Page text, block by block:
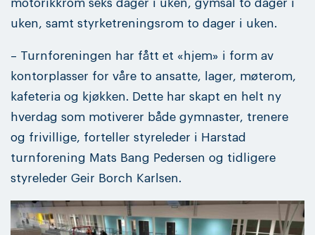
motorikkrom seks dager i uken, gymsal to dager i
uken, samt styrketreningsrom to dager i uken.
– Turnforeningen har fått et «hjem» i form av
kontorplasser for våre to ansatte, lager, møterom,
kafeteria og kjøkken. Dette har skapt en helt ny
hverdag som motiverer både gymnaster, trenere
og frivillige, forteller styreleder i Harstad
turnforening Mats Bang Pedersen og tidligere
styreleder Geir Borch Karlsen.